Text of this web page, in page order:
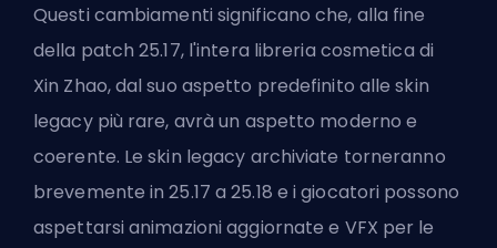
Questi cambiamenti significano che, alla fine
della patch 25.17, l'intera libreria cosmetica di
Xin Zhao, dal suo aspetto predefinito alle skin
legacy più rare, avrà un aspetto moderno e
coerente. Le skin legacy archiviate torneranno
brevemente in 25.17 a 25.18 e i giocatori possono
aspettarsi animazioni aggiornate e VFX per le